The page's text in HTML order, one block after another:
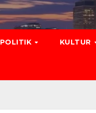
POLITIK KULTUR